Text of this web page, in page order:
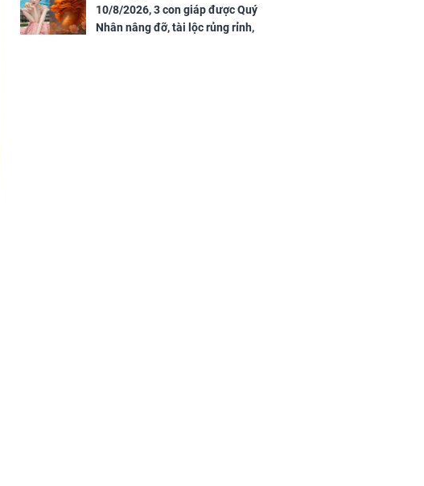
10/8/2026, 3 con giáp được Quý
Nhân nâng đỡ, tài lộc rủng rỉnh,